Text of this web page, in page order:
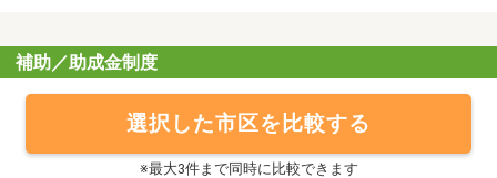
補助／助成金制度
選択した市区を比較する
※最大3件まで同時に比較できます